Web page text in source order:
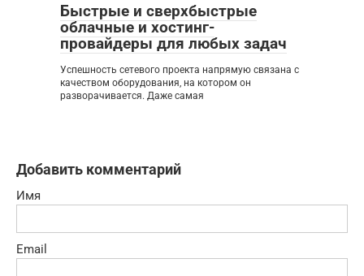
Быстрые и сверхбыстрые
облачные и хостинг-
провайдеры для любых задач
Успешность сетевого проекта напрямую связана с
качеством оборудования, на котором он
разворачивается. Даже самая
Добавить комментарий
Имя
Email